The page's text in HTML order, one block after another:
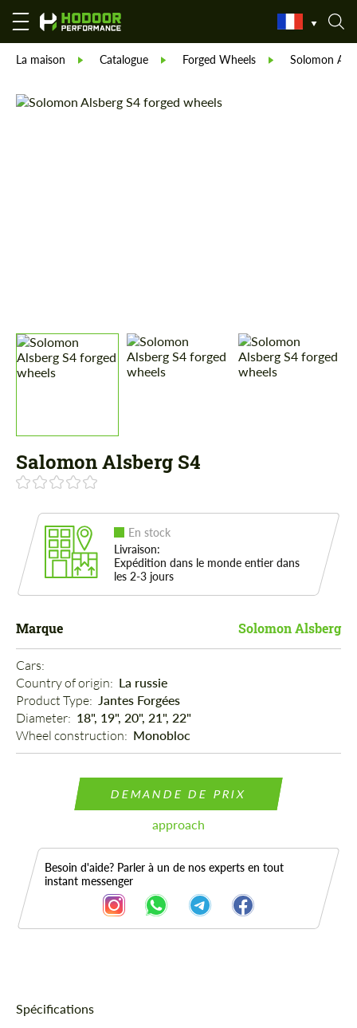
La maison Catalogue Forged Wheels Solomon
Salomon Alsberg S4
En stock
Livraison:
Expédition dans le monde entier dans
les 2-3 jours
Marque Solomon Alsberg
Cars:
Country of origin: La russie
Product Type: Jantes Forgées
Diameter: 18", 19", 20", 21", 22"
Wheel construction: Monobloc
DEMANDE DE PRIX
approach
Besoin d'aide? Parler à un de nos experts en tout
instant messenger
Description
Spécifications